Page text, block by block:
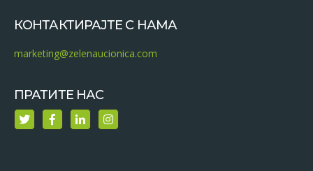
КОНТАКТИРАЈТЕ С НАМА
marketing@zelenaucionica.com
ПРАТИТЕ НАС